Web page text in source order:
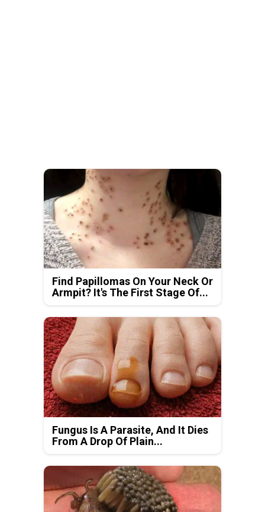
Find Papillomas On Your Neck Or
Armpit? It's The First Stage Of...
Fungus Is A Parasite, And It Dies
From A Drop Of Plain...